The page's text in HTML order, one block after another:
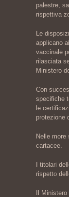
palestre,
rispettiva
Le
applicano
vaccinale
rilasciata
Ministero
Con
specifiche
le
protezione
Nelle
cartacee.
I titolari
rispetto
Il